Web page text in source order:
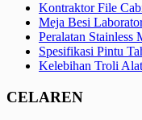
Kontraktor File
Meja Besi
Peralatan Stainless
Spesifikasi Pintu
Kelebihan Troli
CELAREN